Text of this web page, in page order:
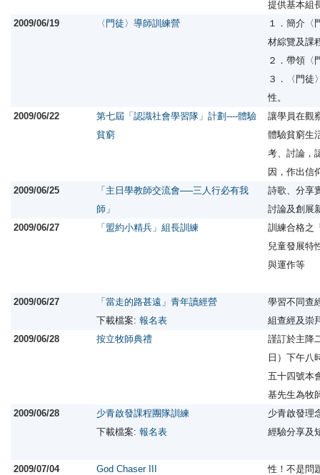
提供基本組
2009/06/19
〈門徒〉導師訓練營
１．簡介〈
材綜覽及課
２．帶領〈
３．〈門徒
性。
2009/06/22
第七屆「認識社會學習隊」計劃----體驗
貧窮
讓學員在觀
體驗貧窮生
考、討論，
因，作出信
2009/06/25
「主日學教師交流會──三人行必有我
師」
詩歌、分享
討論及創展
2009/06/27
「盟約小精兵」組長訓練
訓練合格之
兒童發展特
與運作等
2009/06/27
「當走的路甚遠」青年讀經營
下載檔案: 報名表
學習不同查
組查經及崇
2009/06/28
按立牧師典禮
謹訂於主降
日）下午八
五十四號本
基先生為
2009/06/28
少青啟發課程團隊訓練
下載檔案: 報名表
少青啟發理
經驗分享
2009/07/04
God Chaser III
性！不是問